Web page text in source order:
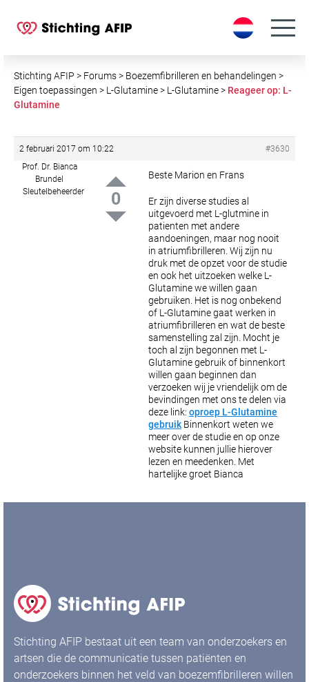
Stichting AFIP > Forums> Boezemfibrilleren en behandelingen >
Eigen toepassingen > L-Glutamine> L-Glutamine> Reageer op: L-
Glutamine
2 februari 2017 om 10:22
#3630
Prof. Dr. Bianca
Brundel
Sleutelbeheerder
0
Beste Marion en Frans
Er zijn diverse studies al
uitgevoerd met L-glutmine in
patienten met andere
aandoeningen, maar nog nooit
in atriumfibrilleren. Wij zijn nu
druk met de opzet voor de studie
en ook het uitzoeken welke L-
Glutamine we willen gaan
gebruiken. Het is nog onbekend
of L-Glutamine gaat werken in
atriumfibrilleren en wat de beste
samenstelling zal zijn. Mocht je
toch al zijn begonnen met L-
Glutamine gebruik of binnenkort
willen gaan beginnen dan
verzoeken wij je vriendelijk om de
bevindingen met ons te delen via
deze link: oproep L-Glutamine
gebruik Binnenkort weten we
meer over de studie en op onze
website kunnen jullie hierover
lezen en meedenken. Met
hartelijke groet Bianca
Stichting AFIP bestaat uit een team van onderzoekers en
artsen die de communicatie tussen patiënten en
onderzoekers binnen het veld van boezemfibrilleren willen